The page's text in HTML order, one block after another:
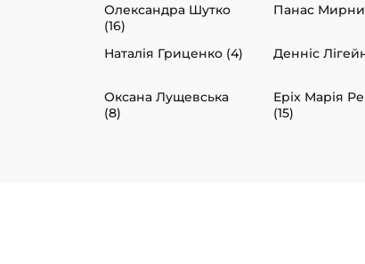
Олександра Шутко
(16)
Панас
Наталія Гриценко (4)
Денніс
Оксана Лущевська
(8)
Еріх Марія
(15)